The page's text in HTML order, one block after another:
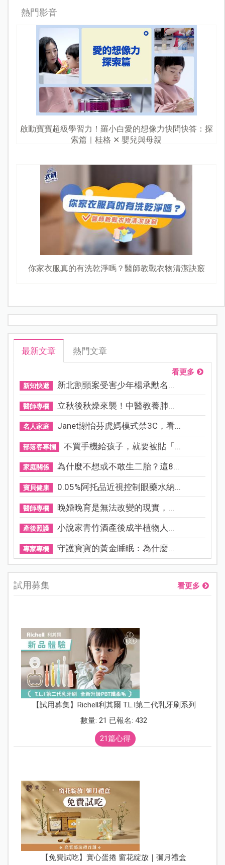
熱門影音
啟動寶寶超級學習力！羅小白愛的想像力快問快答：探
索篇｜桂格 ✕ 嬰兒與母親
你家衣服真的有洗乾淨嗎？醫師教戰衣物清潔訣竅
最新文章 熱門文章
看更多
新知快遞 新北割頸案受害少年楊承勳名...
醫師專欄 立秋後秋燥來襲！中醫教養肺...
名人家庭 Janet謝怡芬虎媽模式禁3C，看...
部落客專欄 不買手機給孩子，就要被貼「...
家庭關係 為什麼不想或不敢生二胎？這8...
寶貝健康 0.05%阿托品近視控制眼藥水納...
醫師專欄 晚婚晚育是無法改變的現實，...
產後照護 小說家青竹酒產後成半植物人...
專家專欄 守護寶寶的黃金睡眠：為什麼...
試用募集 看更多
【試用募集】Richell利其爾 T.L.I第二代乳牙刷系列
數量: 21 已報名: 432
21篇心得
【免費試吃】實心蛋捲 窗花綻放｜彌月禮盒